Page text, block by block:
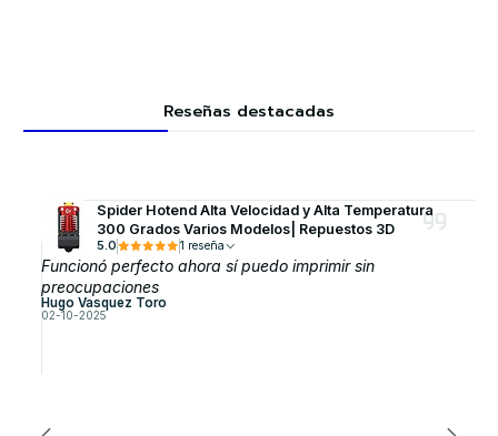
Reseñas destacadas
Spider Hotend Alta Velocidad y Alta Temperatura
300 Grados Varios Modelos| Repuestos 3D
5.0 1 reseña
Funcionó perfecto ahora sí puedo imprimir sin
preocupaciones
Hugo Vasquez Toro
02-10-2025